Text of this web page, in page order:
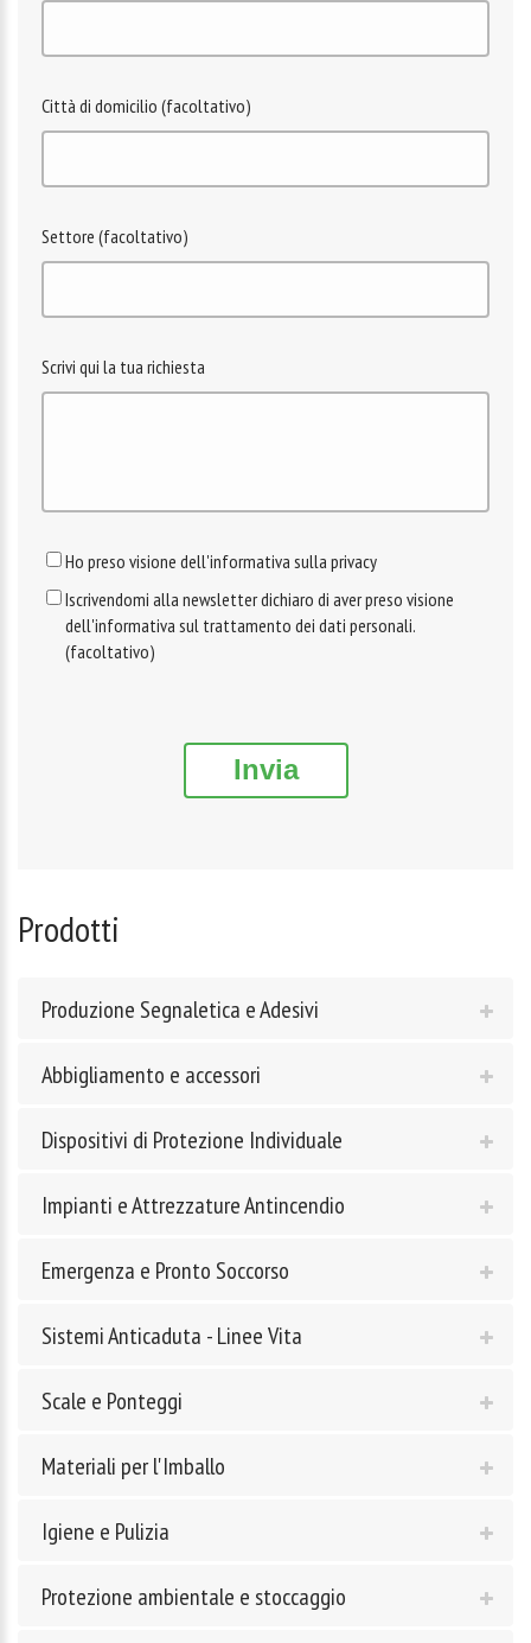
Città di domicilio (facoltativo)
Settore (facoltativo)
Scrivi qui la tua richiesta
Ho preso visione dell'informativa sulla privacy
Iscrivendomi alla newsletter dichiaro di aver preso visione
dell'informativa sul trattamento dei dati personali.
(facoltativo)
Invia
Prodotti
Produzione Segnaletica e Adesivi
Abbigliamento e accessori
Dispositivi di Protezione Individuale
Impianti e Attrezzature Antincendio
Emergenza e Pronto Soccorso
Sistemi Anticaduta - Linee Vita
Scale e Ponteggi
Materiali per l'Imballo
Igiene e Pulizia
Protezione ambientale e stoccaggio